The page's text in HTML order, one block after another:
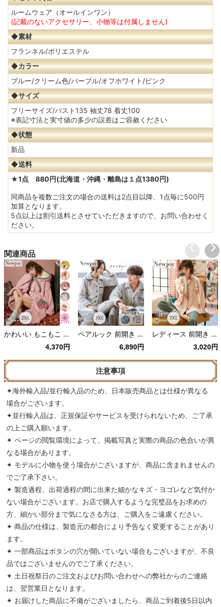
ルームウェア（オールインワン）
(記載のないアクセサリー、小物等は付属しません)
◆素材
フランネル/ポリエステル
◆カラー
ブルー/クリーム色/パープル/オフホワイト/ピンク
◆サイズ
フリーサイズ/バスト135 袖丈78 着丈100
※表記寸法と実寸値の多少の誤差はご容赦ください
◆状態
新品
◆送料
★1点 880円(北海道・沖縄・離島は１点1380円)
同商品を複数ご注文の場合の送料は2点目以降、1点毎に500円
加算となります。
5点以上は割引送料とさせていただきますので、お問い合わせく
ださい。
関連商品
かわいい もこもこ 着る毛布 6Type いちご/りんご/花/ねこ/うさぎ
4,370円
ペアルック 前開き もこもこパジャマ グレー/モカ
6,890円
レディース 前開き 長袖パジャマ 5Type 開襟/セーラー襟
3,020円
注意事項
✦海外輸入品/並行輸入品のため、日本販売商品とは仕様が異なる
場合がございます。
✦並行輸入品は、正規保証やサービスを受けられないため、ご了承
の上ご購入願います。
✦ ページの閲覧環境によって、掲載写真と実際の商品の色合いが異
なる場合があります。
✦ モデルに小物を使う場合がございますが、商品に含まれませんの
でご了承下さい。
✦ 製造過程、出荷過程の間に出来た細かなキズ・ヨゴレなど気付か
ない場合がございます。お店で購入するような完璧品をお求めの
方、細かい部分まで気になさる方は、ご購入をご遠慮ください。
✦ 商品の仕様は、製造元の都合により予告なく変更することがあり
ます。
✦ 一部商品はボタンの穴が開いていない場合もございますが、不良
品ではございませんのでご了承ください。
✦ 土日祝祭日のご注文およびお問い合わせへの弊社からのご連絡
は、翌営業日となります。
✦ お届けした商品に不備がございましたら、商品ご到着後5日以内